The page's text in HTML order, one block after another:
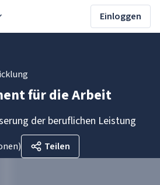
Einloggen
für die Arbeit
der beruflichen Leistung
) Teilen